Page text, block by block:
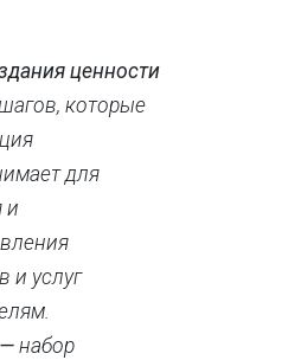
ценности
которые
для
и
и услуг
набор